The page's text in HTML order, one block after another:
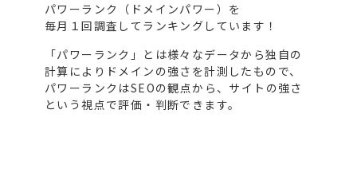
パワーランク（ドメインパワー）を
毎月１回調査してランキングしています！
「パワーランク」とは様々なデータから独自の
計算によりドメインの強さを計測したもので、
パワーランクはSEOの観点から、サイトの強さ
という視点で評価・判断できます。